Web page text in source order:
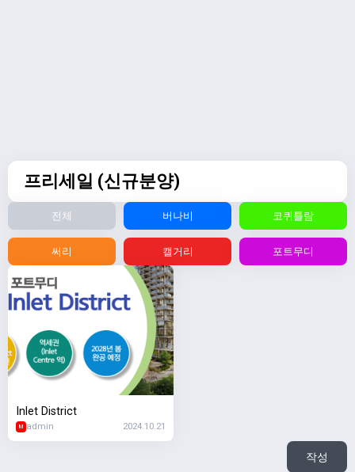
프리세일 (신규분양)
전체 버나비 코퀴틀람
써리 캘거리 포트무디
Inlet District
M admin 2024.10.21
작성